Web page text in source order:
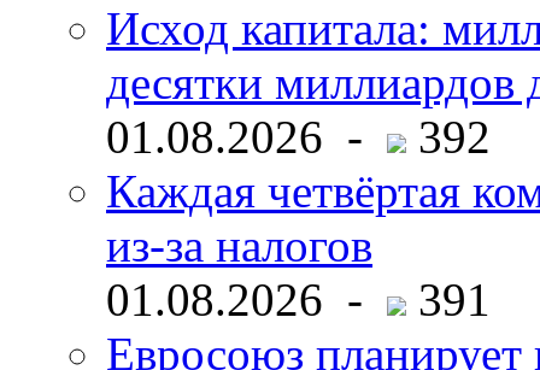
Исход капитала:
десятки миллиардов
01.08.2026 -
392
Каждая четвёртая
из-за налогов
01.08.2026 -
391
Евросоюз планирует